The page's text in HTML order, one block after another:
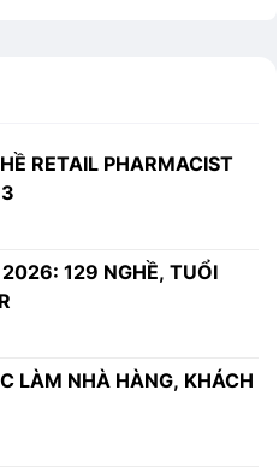
RETAIL PHARMACIST
129 NGHỀ, TUỔI
LÀM NHÀ HÀNG, KHÁCH